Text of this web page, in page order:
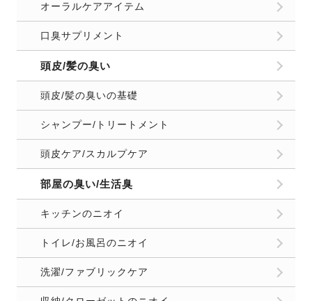
オーラルケアアイテム
口臭サプリメント
頭皮/髪の臭い
頭皮/髪の臭いの基礎
シャンプー/トリートメント
頭皮ケア/スカルプケア
部屋の臭い/生活臭
キッチンのニオイ
トイレ/お風呂のニオイ
洗濯/ファブリックケア